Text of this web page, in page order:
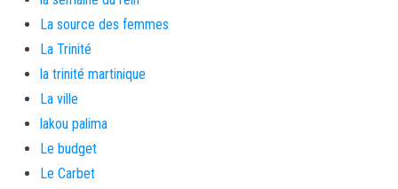
La source des femmes
La Trinité
la trinité martinique
La ville
lakou palima
Le budget
Le Carbet